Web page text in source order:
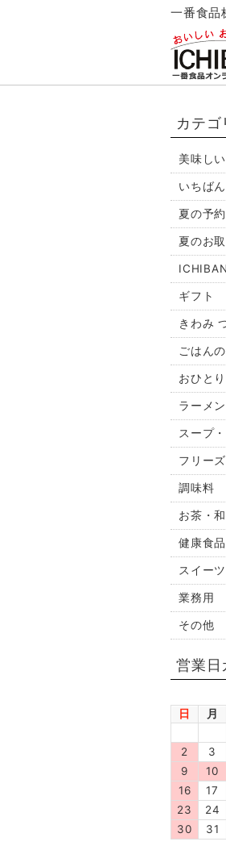
一番食品
カテゴ
美味し
いちば
夏の予
夏のお
ギフト
きわみ
ごはん
おひと
ラーメ
スープ
フリー
調味料
お茶・
健康食品
スイーツ
業務用
その他